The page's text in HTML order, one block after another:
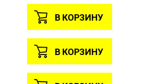
В КОРЗИНУ
В КОРЗИНУ